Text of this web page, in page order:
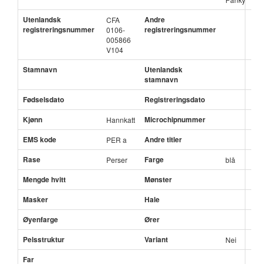
Utenlandsk
registreringsnummer
CFA
0106-
005866
V104
Andre
registreringsnummer
Stamnavn
Utenlandsk
stamnavn
Fødselsdato
Registreringsdato
Kjønn
Hannkatt
Microchipnummer
EMS kode
PER a
Andre titler
Rase
Perser Farge blå
Mengde hvitt
Mønster
Masker
Hale
Øyenfarge
Ører
Pelsstruktur
Variant Nei
Far